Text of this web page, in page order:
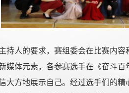
持人的要求，赛组委会在比赛内
媒体元素，各参赛选手在《奋斗
大方地展示自己。经过选手们的